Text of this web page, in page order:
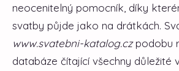
neocenitelný pomocník, díky
svatby půjde jako na drátkách.
www.svatebni-katalog.czpodobu
databáze čítající všechny důležité